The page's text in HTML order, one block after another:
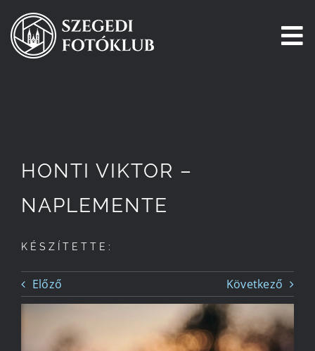
Kihagyás
Pályázatok
HONTI VIKTOR –
NAPLEMENTE
KÉSZÍTETTE:
Előző Következő